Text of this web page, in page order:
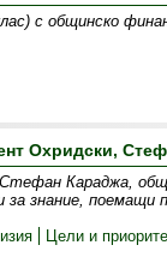
с общинско
Охридски,
Караджа,
за знание,
Цели и